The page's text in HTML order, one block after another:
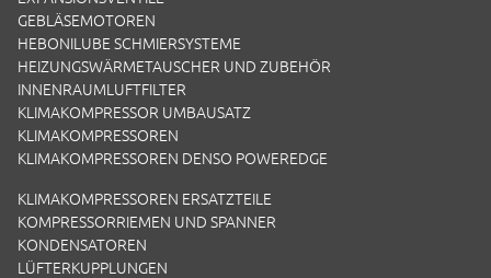
GEBLÄSEMOTOREN
HEBONILUBE SCHMIERSYSTEME
HEIZUNGSWÄRMETAUSCHER UND ZUBEHÖR
INNENRAUMLUFTFILTER
KLIMAKOMPRESSOR UMBAUSATZ
KLIMAKOMPRESSOREN
KLIMAKOMPRESSOREN DENSO POWEREDGE
KLIMAKOMPRESSOREN ERSATZTEILE
KOMPRESSORRIEMEN UND SPANNER
KONDENSATOREN
LÜFTERKUPPLUNGEN